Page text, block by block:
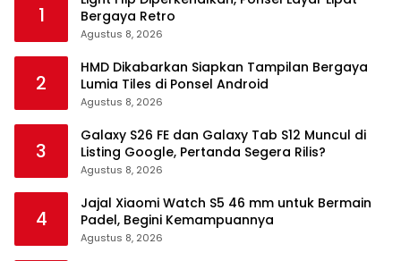
1
Bergaya Retro
Agustus 8, 2026
2
HMD Dikabarkan Siapkan Tampilan Bergaya
Lumia Tiles di Ponsel Android
Agustus 8, 2026
3
Galaxy S26 FE dan Galaxy Tab S12 Muncul di
Listing Google, Pertanda Segera Rilis?
Agustus 8, 2026
4
Jajal Xiaomi Watch S5 46 mm untuk Bermain
Padel, Begini Kemampuannya
Agustus 8, 2026